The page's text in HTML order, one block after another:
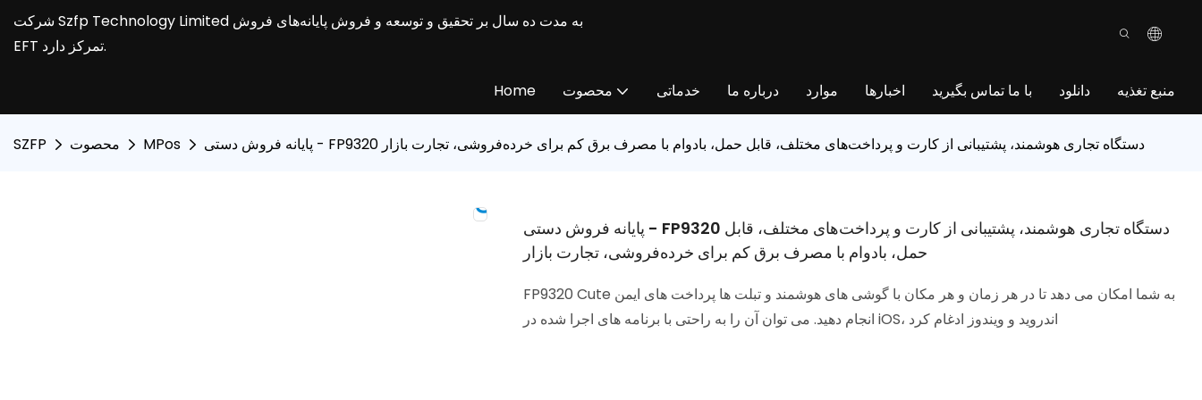
شرکت Szfp Technology Limited به مدت ده سال بر تحقیق و توسعه و فروش پایانه‌های فروش
EFT تمرکز دارد.
Home محصوت خدماتی درباره ما موارد اخبارها با ما تماس بگیرید دانلود منبع تغذیه
SZFP محصوت MPos پایانه فروش دستی - FP9320 دستگاه تجاری هوشمند، پشتیبانی از کارت و پرداخت‌های مختلف، قابل حمل، بادوام با مصرف برق کم برای خرده‌فروشی، تجارت بازار
پایانه فروش دستی - FP9320 دستگاه تجاری هوشمند، پشتیبانی از کارت و پرداخت‌های مختلف، قابل
حمل، بادوام با مصرف برق کم برای خرده‌فروشی، تجارت بازار
FP9320 Cute به شما امکان می دهد تا در هر زمان و هر مکان با گوشی های هوشمند و تبلت ها پرداخت های ایمن
انجام دهید. می توان آن را به راحتی با برنامه های اجرا شده در iOS، اندروید و ویندوز ادغام کرد